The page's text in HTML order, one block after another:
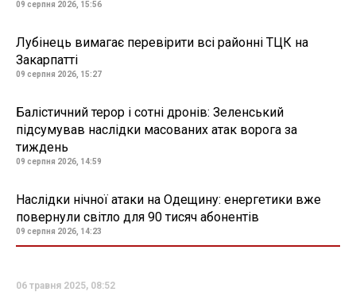
09 серпня 2026, 15:56
Лубінець вимагає перевірити всі районні ТЦК на
Закарпатті
09 серпня 2026, 15:27
Балістичний терор і сотні дронів: Зеленський
підсумував наслідки масованих атак ворога за
тиждень
09 серпня 2026, 14:59
Наслідки нічної атаки на Одещину: енергетики вже
повернули світло для 90 тисяч абонентів
09 серпня 2026, 14:23
06 травня 2025, 08:52